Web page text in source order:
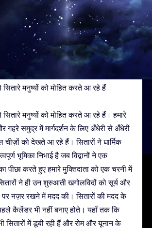
मनुष्यों को मोहित करते आ रहे हैं
मनुष्यों को मोहित करते आ रहे हैं। हमारे
गहरे समुद्र में मार्गदर्शन के लिए अँधेरी से अँधेरी
चीज़ों को देखते आ रहे हैं। सितारों ने धार्मिक
भूमिका निभाई है जब विद्वानों ने एक
पीछा करते हुए हमारे मुक्तिदाता को एक चरनी में
ने ही उन शुरुआती खगोलविदों को सूर्य और
नज़र रखने में मदद की। सितारों की मदद के
कैलेंडर भी नहीं बनाए होते। यहाँ तक कि
सितारों में डूबी रही हैं और रोम और यूनान के